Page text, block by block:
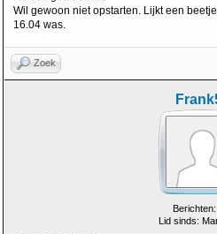
Wil gewoon niet opstarten. Lijkt een
16.04 was.
Zoek
Lid sinds: